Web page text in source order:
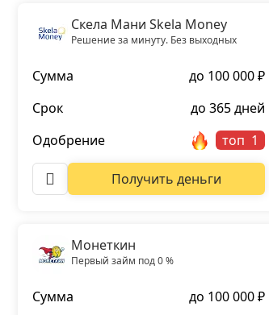
Скела Мани Skela Money
Решение за минуту. Без выходных
Сумма
до 100 000 ₽
Срок
до 365 дней
Одобрение
топ
Получить деньги
Монеткин
Первый займ под 0 %
Сумма
до 100 000 ₽